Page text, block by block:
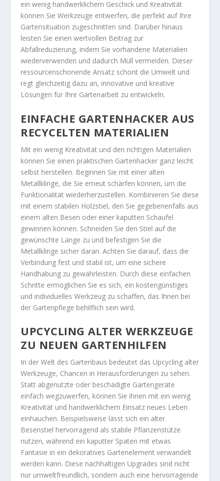
ein wenig handwerklichem Geschick und Kreativität
können Sie Werkzeuge entwerfen, die perfekt auf Ihre
Gartensituation zugeschnitten sind. Darüber hinaus
leisten Sie einen wertvollen Beitrag zur
Abfallreduzierung, indem Sie vorhandene Materialien
wiederverwenden und dadurch Müll vermeiden. Dieser
ressourcenschonende Ansatz schont die Umwelt und
regt gleichzeitig dazu an, innovative und kreative
Lösungen für Ihre Gartenarbeit zu entwickeln.
EINFACHE GARTENHACKER AUS
RECYCELTEN MATERIALIEN
Mit ein wenig Kreativität und den richtigen Materialien
können Sie einen praktischen Gartenhacker ganz leicht
selbst herstellen. Beginnen Sie mit einer alten
Metallklinge, die Sie erneut schärfen können, um die
Funktionalität wiederherzustellen. Kombinieren Sie diese
mit einem stabilen Holzstiel, den Sie gegebenenfalls aus
einem alten Besen oder einer kaputten Schaufel
gewinnen können. Schneiden Sie den Stiel auf die
gewünschte Länge zu und befestigen Sie die
Metallklinge sicher daran. Achten Sie darauf, dass die
Verbindung fest und stabil ist, um eine sichere
Handhabung zu gewährleisten. Durch diese einfachen
Schritte ermöglichen Sie es sich, ein kostengünstiges
und individuelles Werkzeug zu schaffen, das Ihnen bei
der Gartenpflege behilflich sein wird.
UPCYCLING ALTER WERKZEUGE
ZU NEUEN GARTENHILFEN
In der Welt des Gartenbaus bedeutet das Upcycling alter
Werkzeuge, Chancen in Herausforderungen zu sehen.
Statt abgenutzte oder beschädigte Gartengeräte
einfach wegzuwerfen, können Sie ihnen mit ein wenig
Kreativität und handwerklichem Einsatz neues Leben
einhauchen. Beispielsweise lässt sich ein alter
Besenstiel hervorragend als stabile Pflanzenstütze
nutzen, während ein kaputter Spaten mit etwas
Fantasie in ein dekoratives Gartenelement verwandelt
werden kann. Diese nachhaltigen Upgrades sind nicht
nur umweltfreundlich, sondern auch eine hervorragende